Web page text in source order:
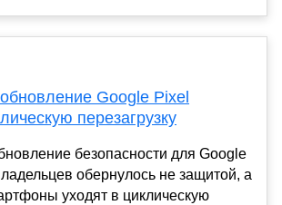
Google Pixel
перезагрузку
безопасности для Google
обернулось не защитой, а
уходят в циклическую